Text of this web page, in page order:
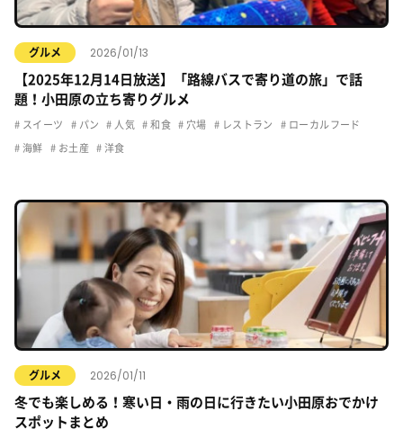
グルメ 2026/01/13
【2025年12月14日放送】「路線バスで寄り道の旅」で話
題！小田原の立ち寄りグルメ
スイーツ パン 人気 和食 穴場 レストラン ローカルフード
海鮮 お土産 洋食
グルメ 2026/01/11
冬でも楽しめる！寒い日・雨の日に行きたい小田原おでかけ
スポットまとめ